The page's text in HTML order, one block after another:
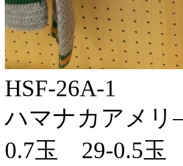
HSF-26A-1
ハマナカアメ
0.7玉 29-0.5玉